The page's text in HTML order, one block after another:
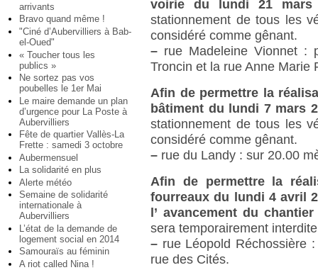
arrivants
Bravo quand même !
"Ciné d’Aubervilliers à Bab-
el-Oued"
« Toucher tous les
publics »
Ne sortez pas vos
poubelles le 1er Mai
Le maire demande un plan
d’urgence pour La Poste à
Aubervilliers
Fête de quartier Vallès-La
Frette : samedi 3 octobre
Aubermensuel
La solidarité en plus
Alerte météo
Semaine de solidarité
internationale à
Aubervilliers
L’état de la demande de
logement social en 2014
Samouraïs au féminin
A riot called Nina !
voirie du lundi 21 mars
stationnement de tous les
considéré comme gênant.
– rue Madeleine Vionnet :
Troncin et la rue Anne Marie
Afin de permettre la
bâtiment du lundi 7 mars
stationnement de tous les
considéré comme gênant.
– rue du Landy : sur 20.00
Afin de permettre la
fourreaux du lundi 4 avril
l’ avancement du
sera temporairement
– rue Léopold Réchossière
rue des Cités.